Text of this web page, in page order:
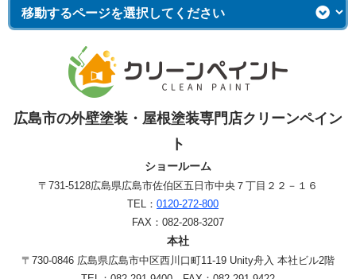
広島市の外壁塗装・屋根塗装専門店クリーンペイン
ト
ショールーム
〒731-5128広島県広島市佐伯区五日市中央７丁目２２－１６
TEL： 0120-272-800
FAX：082-208-3207
本社
〒730-0846 広島県広島市中区西川口町11-19 Unity舟入 本社ビル2階